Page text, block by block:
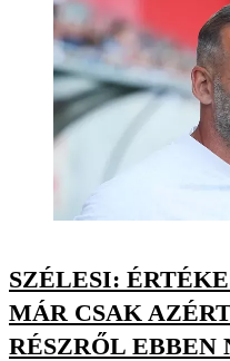
SZÉLESI:
MÁR CSAK
RÉSZRŐL EBBEN